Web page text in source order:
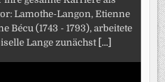
Lamothe-Langon, Etienne
Bécu (1743 - 1793), arbeitete
Lange zunächst [...]